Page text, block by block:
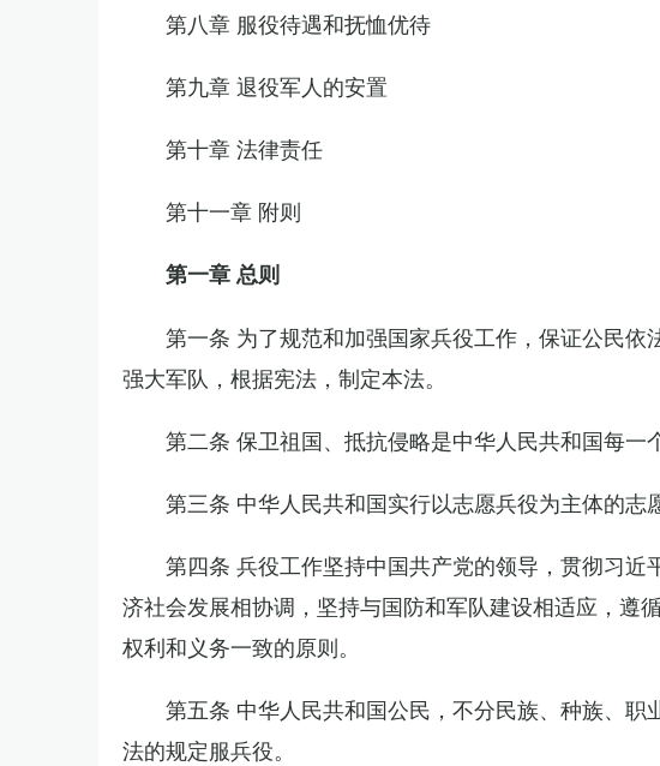
第八章 服役待遇和抚恤优待
第九章 退役军人的安置
第十章 法律责任
第十一章 附则
第一章 总则
第一条 为了规范和加强国家兵役工作，保证公民
强大军队，根据宪法，制定本法。
第二条 保卫祖国、抵抗侵略是中华人民共和国每一
第三条 中华人民共和国实行以志愿兵役为主体的志
第四条 兵役工作坚持中国共产党的领导，贯彻习
济社会发展相协调，坚持与国防和军队建设相适应，遵
权利和义务一致的原则。
第五条 中华人民共和国公民，不分民族、种族、
法的规定服兵役。